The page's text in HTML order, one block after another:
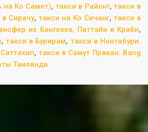
на Ко Самет), такси в Районг,такси в
в Сирачу, такси на Ко Сичанг, такси в
из Бангкока, Паттайи в Краби,
, такси в Бурирам, такси в Нонтабури:
, такси в Самут Пракан: Bang
Таиланда